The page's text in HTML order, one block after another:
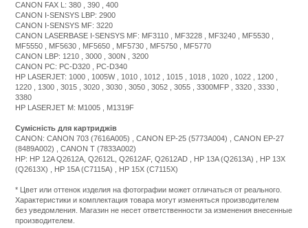
CANON FAX L: 380 , 390 , 400
CANON I-SENSYS LBP: 2900
CANON I-SENSYS MF: 3220
CANON LASERBASE I-SENSYS MF: MF3110 , MF3228 , MF3240 , MF5530 ,
MF5550 , MF5630 , MF5650 , MF5730 , MF5750 , MF5770
CANON LBP: 1210 , 3000 , 300N , 3200
CANON PC: PC-D320 , PC-D340
HP LASERJET: 1000 , 1005W , 1010 , 1012 , 1015 , 1018 , 1020 , 1022 , 1200 ,
1220 , 1300 , 3015 , 3020 , 3030 , 3050 , 3052 , 3055 , 3300MFP , 3320 , 3330 ,
3380
HP LASERJET M: M1005 , M1319F
Сумісність для картриджів
CANON: CANON 703 (7616A005) , CANON EP-25 (5773A004) , CANON EP-27
(8489A002) , CANON T (7833A002)
HP: HP 12A Q2612A, Q2612L, Q2612AF, Q2612AD , HP 13A (Q2613A) , HP 13X
(Q2613X) , HP 15A (C7115A) , HP 15X (C7115X)
service.com.uacatalog/4843-
zapchasti-
k-
* Цвет или оттенок изделия на фотографии может отличаться от реального.
Характеристики и комплектация товара могут изменяться производителем
без уведомления. Магазин не несет ответственности за изменения внесенные
производителем.